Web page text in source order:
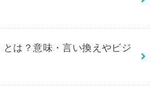
とは？意味・言い換えやビジ